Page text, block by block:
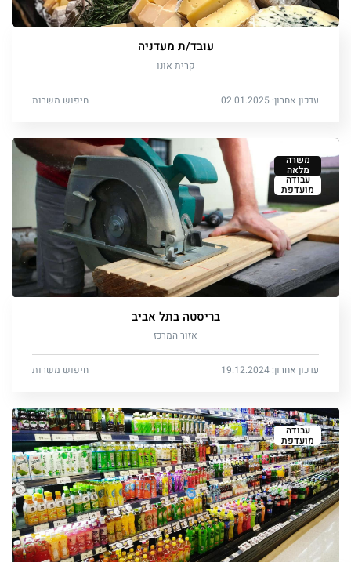
עובד/ת מעדניה
קרית אונו
עדכון אחרון: 02.01.2025 חיפוש משרות
משרה
מלאה
עבודה
מועדפת
בריסטה בתל אביב
אזור המרכז
עדכון אחרון: 19.12.2024 חיפוש משרות
עבודה
מועדפת